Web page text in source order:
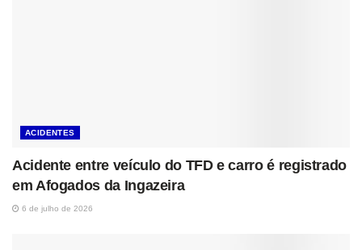
ACIDENTES
Acidente entre veículo do TFD e carro é registrado
em Afogados da Ingazeira
6 de julho de 2026